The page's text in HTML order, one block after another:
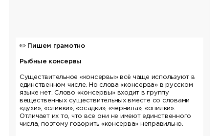
✏️ Пишем грамотно
Рыбные консервы
Существительное «консервы» всё чаще используют в
единственном числе. Но слова «консерва» в русском
языке нет. Слово «консервы» входит в группу
вещественных существительных вместе со словами
«духи», «сливки», «осадки», «чернила», «опилки».
Отличает их то, что все они не имеют единственного
числа, поэтому говорить «консерва» неправильно.